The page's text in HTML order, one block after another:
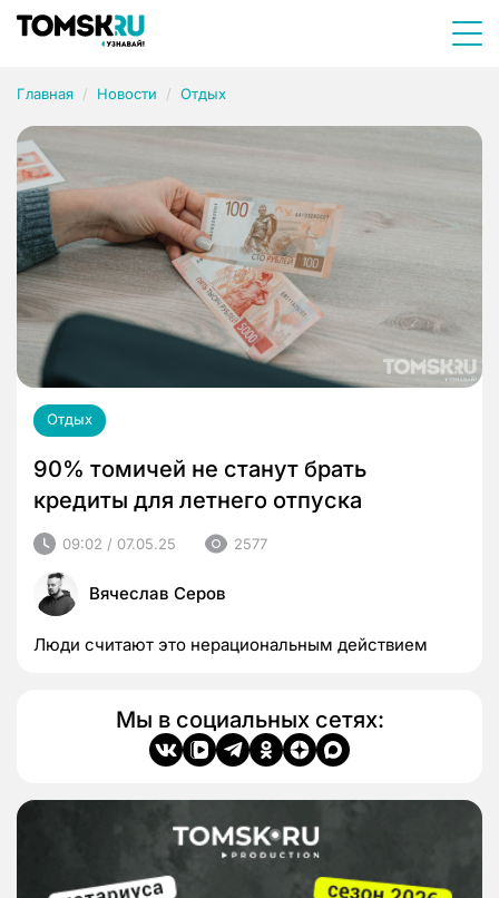
Главная Новости Отдых
Отдых
90% томичей не станут брать
кредиты для летнего отпуска
09:02 / 07.05.25 2577
Вячеслав Серов
Люди считают это нерациональным действием
Мы в социальных сетях: